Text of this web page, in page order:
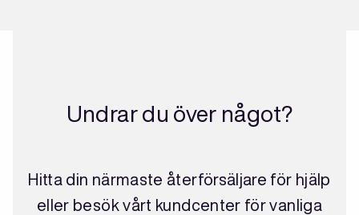
Undrar du över något?
Hitta din närmaste återförsäljare för hjälp
eller besök vårt kundcenter för vanliga